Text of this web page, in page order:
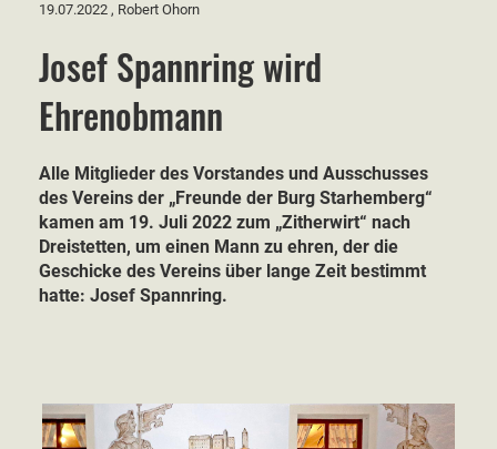
19.07.2022 , Robert Ohorn
Josef Spannring wird
Ehrenobmann
Alle Mitglieder des Vorstandes und Ausschusses
des Vereins der „Freunde der Burg Starhemberg“
kamen am 19. Juli 2022 zum „Zitherwirt“ nach
Dreistetten, um einen Mann zu ehren, der die
Geschicke des Vereins über lange Zeit bestimmt
hatte: Josef Spannring.